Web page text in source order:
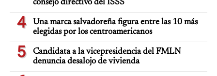
consejo directivo del ISSS
4
Una marca salvadoreña figura entre las 10 más
elegidas por los centroamericanos
5
Candidata a la vicepresidencia del FMLN
denuncia desalojo de vivienda